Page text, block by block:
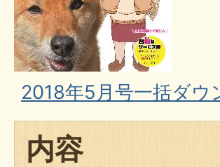
2018年5月号一括ダ
内容